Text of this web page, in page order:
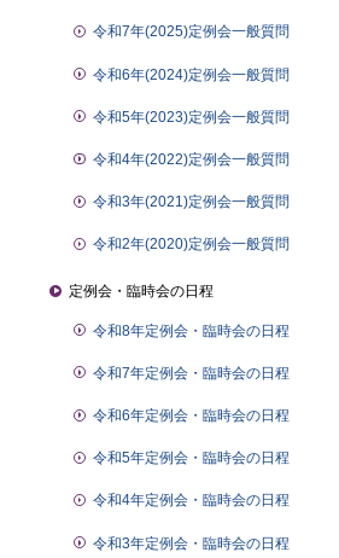
令和7年(2025)定例会一般質問
令和6年(2024)定例会一般質問
令和5年(2023)定例会一般質問
令和4年(2022)定例会一般質問
令和3年(2021)定例会一般質問
令和2年(2020)定例会一般質問
定例会・臨時会の日程
令和8年定例会・臨時会の日程
令和7年定例会・臨時会の日程
令和6年定例会・臨時会の日程
令和5年定例会・臨時会の日程
令和4年定例会・臨時会の日程
令和3年定例会・臨時会の日程